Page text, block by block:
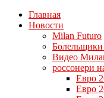
Главная
Новости
Milan Futuro
Видео
россонери
Евро
Евро